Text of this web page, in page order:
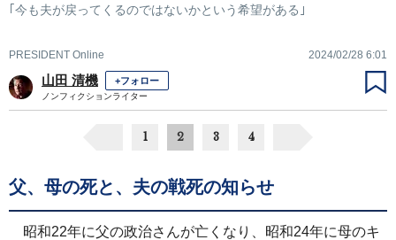
｢今も夫が戻ってくるのではないかという希望がある｣
PRESIDENT Online 2024/02/28 6:01
山田 清機 +フォロー
ノンフィクションライター
1 2 3 4
父、母の死と、夫の戦死の知らせ
昭和22年に父の政治さんが亡くなり、昭和24年に母のキ